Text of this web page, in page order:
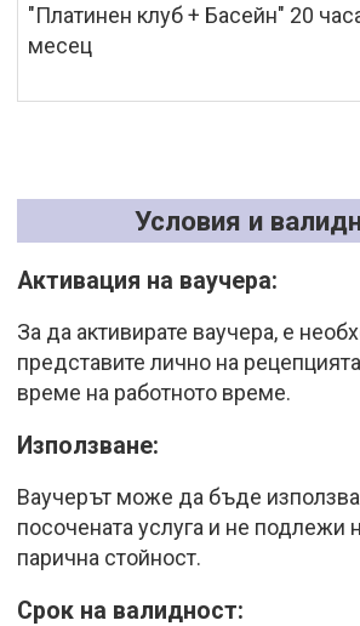
"Платинен клуб + Басейн" 20
месец
Условия и
Активация на ваучера:
За да активирате ваучера, е
представите лично на
време на работното време.
Използване:
Ваучерът може да бъде
посочената услуга и не подлежи
парична стойност.
Срок на валидност: